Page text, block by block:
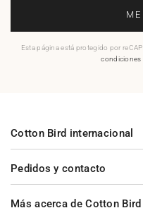
Esta página está protegido por
condiciones
Pedidos y contacto
Más acerca de Cotton Bird
Cotton Bird internacional